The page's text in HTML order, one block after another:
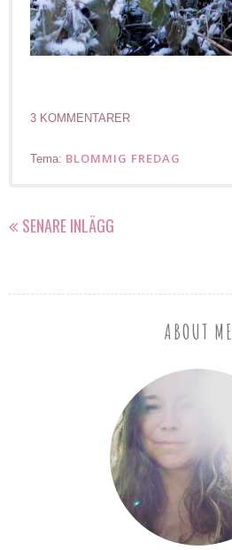
3 KOMMENTARER
Tema: BLOMMIG FREDAG
SENARE INLÄGG
ABOUT ME